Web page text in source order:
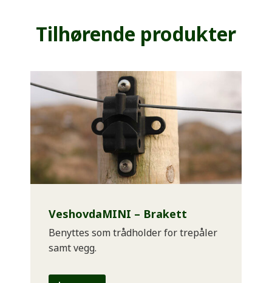
Tilhørende produkter
VeshovdaMINI – Brakett
Benyttes som trådholder for trepåler
samt vegg.